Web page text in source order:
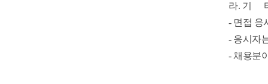
라. 기
- 면접 응
- 응시자
- 채용분